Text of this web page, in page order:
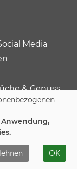
Media
& Genuss
OK